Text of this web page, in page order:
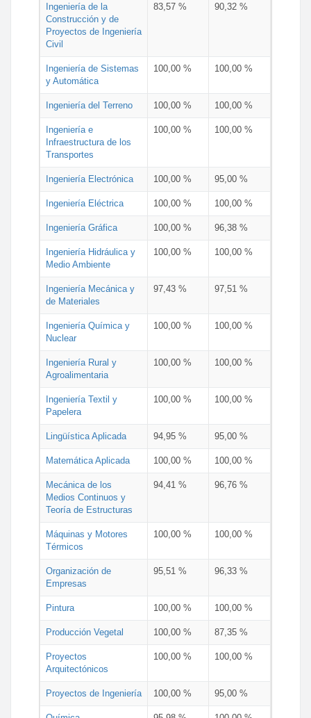
Ingeniería de la
Construcción y de
Proyectos de Ingeniería
Civil
83,57 % 90,32 %
Ingeniería de Sistemas
y Automática
100,00 % 100,00 %
Ingeniería del Terreno 100,00 % 100,00 %
Ingeniería e
Infraestructura de los
Transportes
100,00 % 100,00 %
Ingeniería Electrónica 100,00 % 95,00 %
Ingeniería Eléctrica 100,00 % 100,00 %
Ingeniería Gráfica 100,00 % 96,38 %
Ingeniería Hidráulica y
Medio Ambiente
100,00 % 100,00 %
Ingeniería Mecánica y
de Materiales
97,43 % 97,51 %
Ingeniería Química y
Nuclear
100,00 % 100,00 %
Ingeniería Rural y
Agroalimentaria
100,00 % 100,00 %
Ingeniería Textil y
Papelera
100,00 % 100,00 %
Lingüística Aplicada 94,95 % 95,00 %
Matemática Aplicada 100,00 % 100,00 %
Mecánica de los
Medios Continuos y
Teoría de Estructuras
94,41 % 96,76 %
Máquinas y Motores
Térmicos
100,00 % 100,00 %
Organización de
Empresas
95,51 % 96,33 %
Pintura 100,00 % 100,00 %
Producción Vegetal 100,00 % 87,35 %
Proyectos
Arquitectónicos
100,00 % 100,00 %
Proyectos de Ingeniería 100,00 % 95,00 %